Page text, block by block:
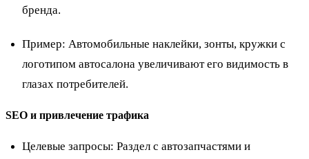
бренда.
Пример: Автомобильные наклейки, зонты, кружки с
логотипом автосалона увеличивают его видимость в
глазах потребителей.
SEO и привлечение трафика
Целевые запросы: Раздел с автозапчастями и